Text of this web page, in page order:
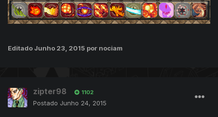
Editado Junho 23, 2015 por nociam
zipter98 1102
Postado Junho 24, 2015